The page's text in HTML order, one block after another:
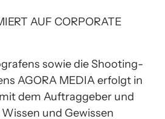
AUF CORPORATE
sowie die Shooting-
AGORA MEDIA erfolgt in
dem Auftraggeber und
und Gewissen